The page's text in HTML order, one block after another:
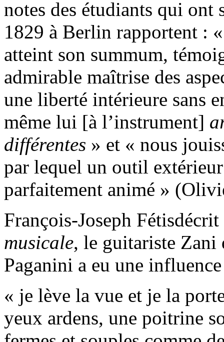
notes des étudiants qui ont
1829 à Berlin rapportent :
atteint son summum,
admirable maîtrise des
une liberté intérieure sans
même lui [à l’instrument]
différentes » et « nous
par lequel un outil
parfaitement animé »
François-Joseph
musicale, le guitariste Zani
Paganini a eu une
« je lève la vue et je la
yeux ardens, une poitrine